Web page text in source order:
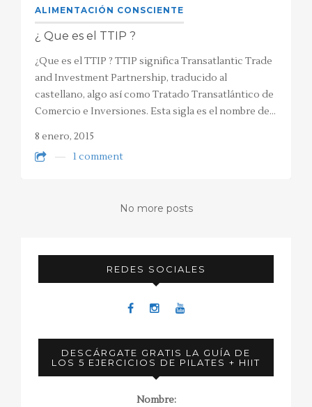
ALIMENTACIÓN CONSCIENTE
¿ Que es el TTIP ?
¿Que es el TTIP ? TTIP significa Transatlantic Trade
and Investment Partnership, traducido al
castellano, algo así como Tratado Transatlántico de
Comercio e Inversiones. Esta sigla es el nombre de…
8 enero, 2015
1 comment
No more posts
REDES SOCIALES
DESCÁRGATE GRATIS LA GUÍA DE
LOS 5 EJERCICIOS DE PILATES + HIIT
Nombre: